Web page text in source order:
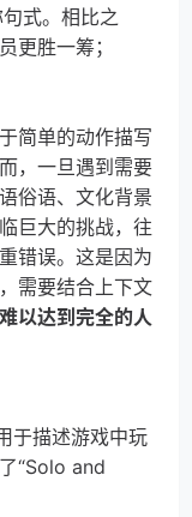
式。相比之
更胜一筹；
简单的动作描写
，一旦遇到需要
俗语、文化背景
巨大的挑战，往
错误。这是因为
需要结合上下文
以达到完全的人
于描述游戏中玩
“Solo and